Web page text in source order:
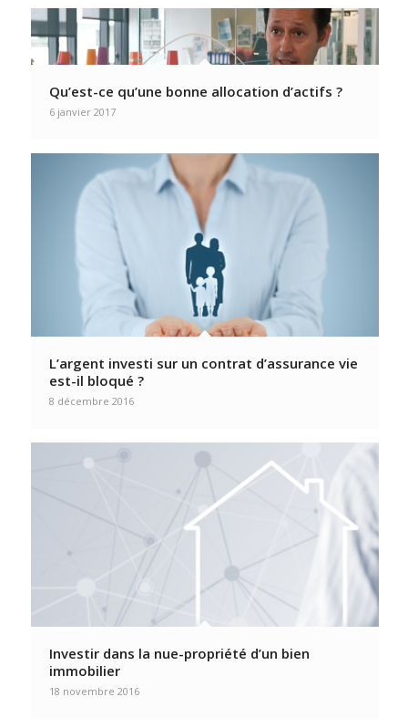
Qu’est-ce qu’une bonne allocation d’actifs ?
6 janvier 2017
L’argent investi sur un contrat d’assurance vie
est-il bloqué ?
8 décembre 2016
Investir dans la nue-propriété d’un bien
immobilier
18 novembre 2016